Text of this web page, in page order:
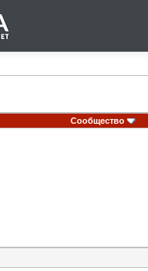
Сообщество